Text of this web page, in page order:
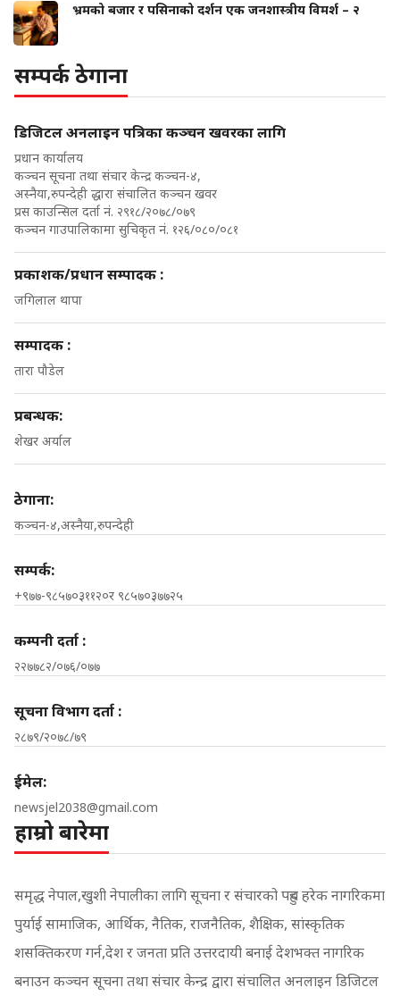
भ्रमको बजार र पसिनाको दर्शन एक जनशास्त्रीय विमर्श – २
सम्पर्क ठेगाना
डिजिटल अनलाइन पत्रिका कञ्चन खवरका लागि
प्रधान कार्यालय
कञ्चन सूचना तथा संचार केन्द्र कञ्चन-४,
अस्नैया,रुपन्देही द्धारा संचालित कञ्चन खवर
प्रस काउन्सिल दर्ता नं. २९१८/२०७८/०७९
कञ्चन गाउपालिकामा सुचिकृत नं. १२६/०८०/०८१
प्रकाशक/प्रधान सम्पादक :
जगिलाल थापा
सम्पादक :
तारा पौडेल
प्रबन्धक:
शेखर अर्याल
ठेगाना:
कञ्चन-४,अस्नैया,रुपन्देही
सम्पर्क:
+९७७-९८५७०३११२०र ९८५७०३७७२५
कम्पनी दर्ता :
२२७७८२/०७६/०७७
सूचना विभाग दर्ता :
२८७९/२०७८/७९
ईमेल:
newsjel2038@gmail.com
हाम्रो बारेमा
समृद्ध नेपाल,खुशी नेपालीका लागि सूचना र संचारको पहुच हरेक नागरिकमा
पुर्याई सामाजिक, आर्थिक, नैतिक, राजनैतिक, शैक्षिक, सांस्कृतिक
शसक्तिकरण गर्न,देश र जनता प्रति उत्तरदायी बनाई देशभक्त नागरिक
बनाउन कञ्चन सूचना तथा संचार केन्द्र द्वारा संचालित अनलाइन डिजिटल